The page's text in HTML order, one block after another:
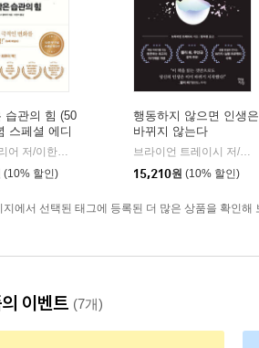
습관의 힘 (50
스페셜 에디
제임스 클리어 저/이한이 역
비즈니스북스
(10% 할인)
행동하지 않으면 인생은
바뀌지 않는다
브라이언 트레이시 저/정지현 역
15,210원 (10% 할인)
지에서 선택된 태그에 등록된 더 많은 상품을 확인해
이벤트 (7개)